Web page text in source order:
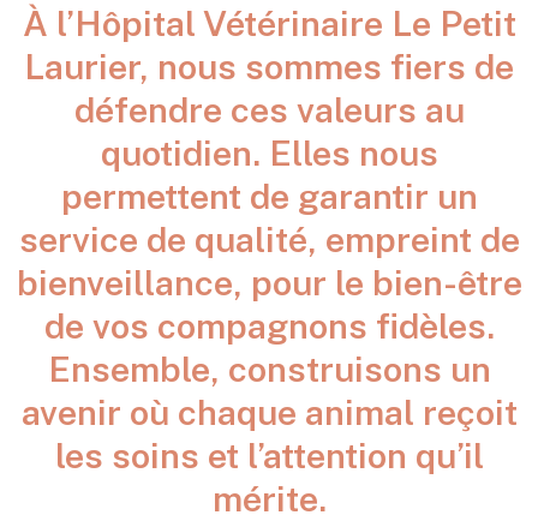
À l’Hôpital Vétérinaire Le Petit
Laurier, nous sommes fiers de
défendre ces valeurs au
quotidien. Elles nous
permettent de garantir un
service de qualité, empreint de
bienveillance, pour le bien-être
de vos compagnons fidèles.
Ensemble, construisons un
avenir où chaque animal reçoit
les soins et l’attention qu’il
mérite.